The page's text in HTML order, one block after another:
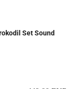
Set Sound